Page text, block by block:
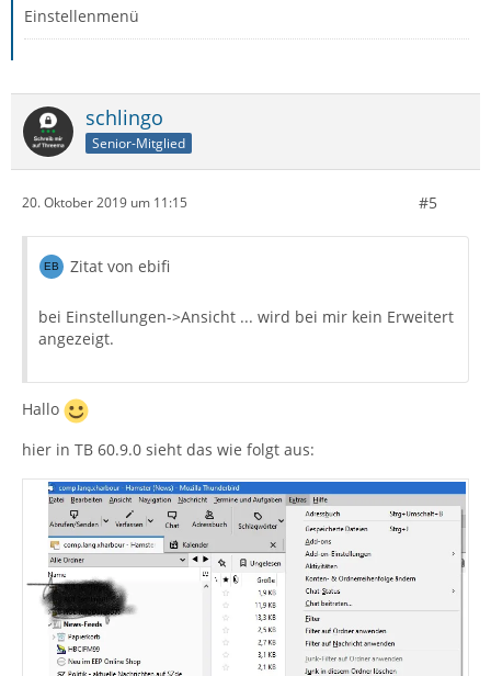
Einstellenmenü
schlingo
Senior-Mitglied
20. Oktober 2019 um 11:15 #5
Zitat von ebifi
bei Einstellungen->Ansicht ... wird bei mir kein Erweitert
angezeigt.
Hallo
hier in TB 60.9.0 sieht das wie folgt aus: